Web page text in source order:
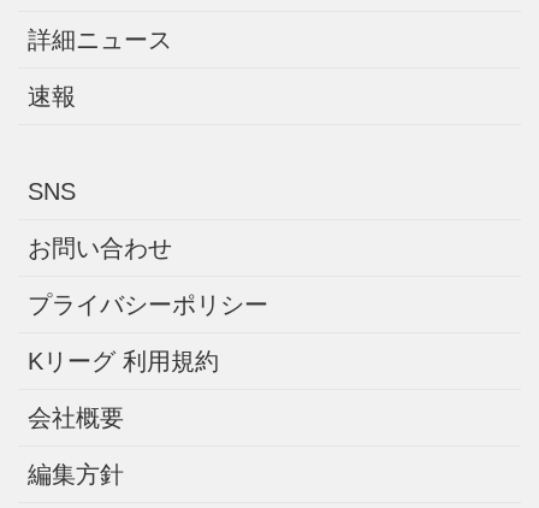
詳細ニュース
速報
SNS
お問い合わせ
プライバシーポリシー
Kリーグ 利用規約
会社概要
編集方針